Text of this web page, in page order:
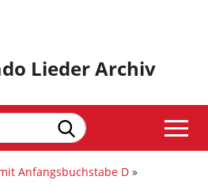
Lieder Archiv
Anfangsbuchstabe D »